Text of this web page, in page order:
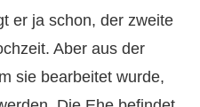
er ja schon, der zweite
Aber aus der
sie bearbeitet wurde,